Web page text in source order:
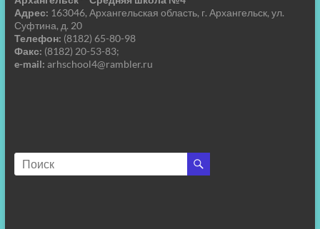
Адрес: 163046, Архангельская область, г. Архангельск, ул.
Суфтина, д. 20
Телефон: (8182) 65-80-98
Факс: (8182) 20-53-83;
e-mail: arhschool4@rambler.ru